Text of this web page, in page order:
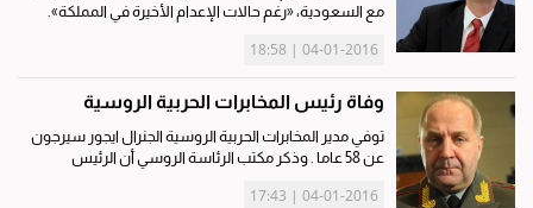
مع السعودية، «رغم حالات الإعدام الأخيرة في المملكة».
اليوم الاثنين في برلين أن بلاده لا تفكر حاليا في...
04-01-2016 | 18:58
وفاة رئيس المخابرات الحربية الروسية
توفي مدير المخابرات الحربية الروسية الجنرال ايجور سيرجون
عن 58 عاما . وذكر مكتب الرئاسة الروسي أن الرئيس
04-01-2016 | 17:43